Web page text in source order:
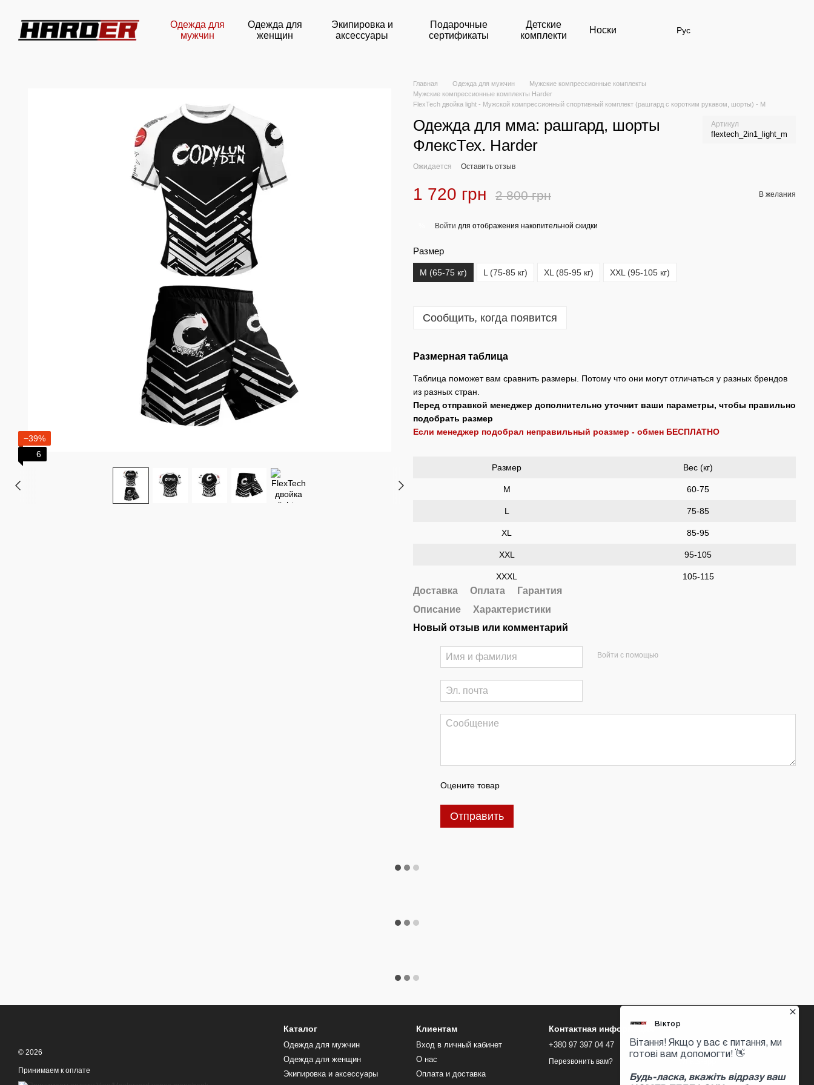
Одежда для
мужчин
Одежда для
женщин
Экипировка и
аксессуары
Подарочные
сертификаты
Детские
комплекти
Носки Рус
−39%
6
Главная Одежда для мужчин
Мужские компрессионные комплекты
Мужские компрессионные комплекты Harder
FlexTech двойка light - Мужской компрессионный спортивный комплект (рашгард с коротким рукавом, шорты) - M
Одежда для мма: рашгард, шорты
ФлексТех. Harder
Артикул
flextech_2in1_light_m
Ожидается Оставить отзыв
1 720 грн 2 800 грн В желания
Войти для отображения накопительной скидки
Размер
M (65-75 кг) L (75-85 кг) XL (85-95 кг) XXL (95-105 кг)
Сообщить, когда появится
Размерная таблица
Таблица поможет вам сравнить размеры. Потому что они могут отличаться у разных брендов
из разных стран.
Перед отправкой менеджер дополнительно уточнит ваши параметры, чтобы правильно
подобрать размер
Если менеджер подобрал неправильный роазмер - обмен БЕСПЛАТНО
Размер Вес (кг)
M 60-75
L 75-85
XL 85-95
XXL 95-105
XXXL 105-115
Доставка Оплата
Гарантия
Описание
Характеристики
Новый отзыв или комментарий
Войти с помощью
Оцените товар
Отправить
© 2026
Принимаем к оплате
Каталог
Одежда для мужчин
Одежда для женщин
Экипировка и аксессуары
Клиентам
Вход в личный кабинет
О нас
Оплата и доставка
Контактная информация
+380 97 397 04 47
Перезвонить вам?
Viber
Whats-app
Telegram